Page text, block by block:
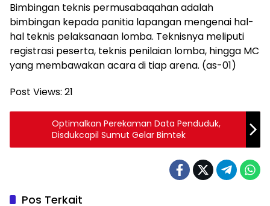
Bimbingan teknis permusabaqahan adalah
bimbingan kepada panitia lapangan mengenai hal-
hal teknis pelaksanaan lomba. Teknisnya meliputi
registrasi peserta, teknis penilaian lomba, hingga MC
yang membawakan acara di tiap arena. (as-01)
Post Views: 21
Optimalkan Perekaman Data Penduduk,
Disdukcapil Sumut Gelar Bimtek
Pos Terkait